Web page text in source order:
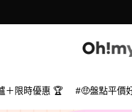
＋限時優惠 🏆 🤑盤點平價